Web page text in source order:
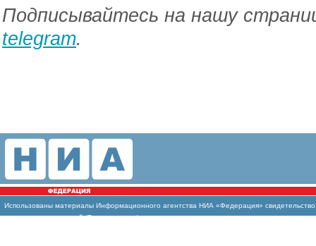
Подписывайтесь на нашу
telegram.
Использованы материалы Информационного агентства НИА «Федерация»
массовых коммуникаций (Роскомнадзор)